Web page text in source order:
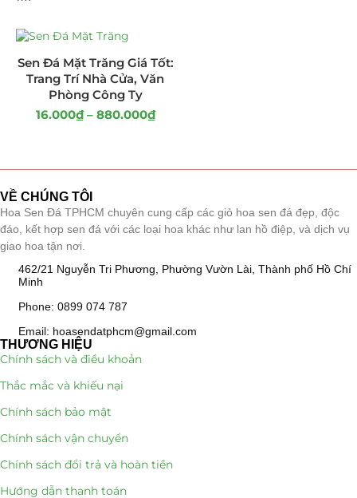
LỌC
DANH MỤC SẢN PHẨM
Cây Sen Đá Giá Sỉ
Chậu Sen Đá Mini (8)
Hồ Điệp và Hoa Sen đá (289)
Lan Hồ Điệp Truyền Thống
Lũa Hồ Điệp Sen Đá
Tiểu Cảnh Lan Sen Đá
Hoa Ngày Lễ 8/3
Hoa Tặng 20/10
Sen Đá Mặt Trăng Giá Tốt:
Trang Trí Nhà Cửa, Văn
Phòng Công Ty
16.000₫ – 880.000₫
VỀ CHÚNG TÔI
Hoa Sen Đá TPHCM chuyên cung cấp các giỏ hoa sen đá đẹp, độc
đáo, kết hợp sen đá với các loại hoa khác như lan hồ điệp, và dịch vụ
giao hoa tận nơi.
462/21 Nguyễn Tri Phương, Phường Vườn Lài, Thành phố Hồ Chí
Minh
Phone: 0899 074 787
Email: hoasendatphcm@gmail.com
THƯƠNG HIỆU
Chính sách và điều khoản
Thắc mắc và khiếu nại
Chính sách bảo mật
Chính sách vận chuyển
Chính sách đổi trả và hoàn tiền
Hướng dẫn thanh toán